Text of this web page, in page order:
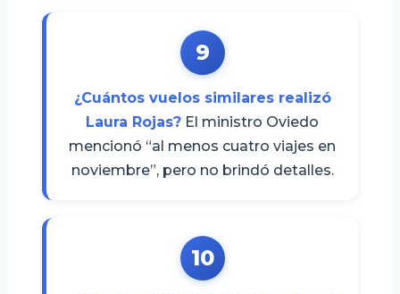
9
¿Cuántos vuelos similares realizó
Laura Rojas? El ministro Oviedo
mencionó “al menos cuatro viajes en
noviembre”, pero no brindó detalles.
10